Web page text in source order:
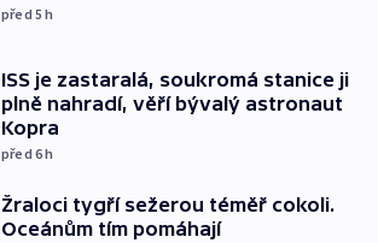
před 5h
ISS je zastaralá, soukromá stanice ji
plně nahradí, věří bývalý astronaut
Kopra
před 6h
Žraloci tygří sežerou téměř cokoli.
Oceánům tím pomáhají